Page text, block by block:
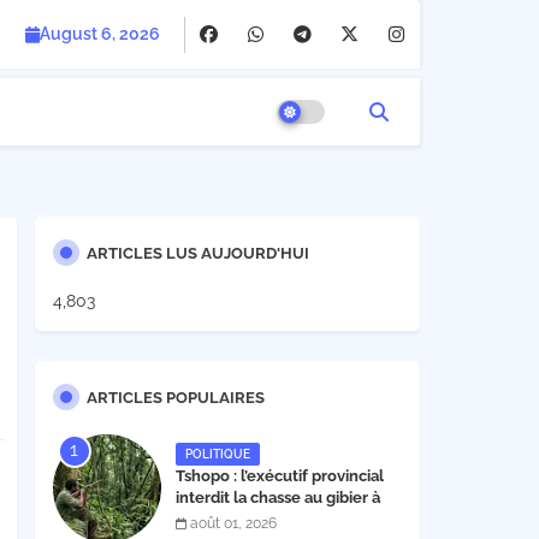
August 6, 2026
ARTICLES LUS AUJOURD'HUI
4,803
ARTICLES POPULAIRES
POLITIQUE
Tshopo : l’exécutif provincial
interdit la chasse au gibier à
poil et à plume du 1er août au
août 01, 2026